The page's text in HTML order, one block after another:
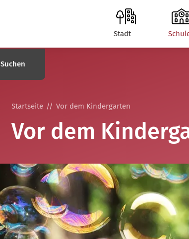
Suchen
Stadt
Startseite Vor dem Kindergarten
Vor dem